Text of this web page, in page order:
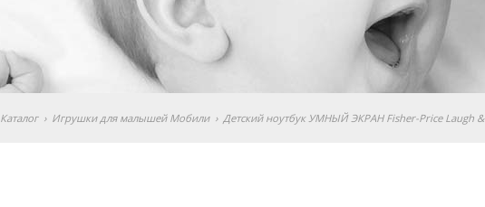
Каталог › Игрушки для малышей Мобили › Детский ноутбук УМНЫЙ ЭКРАН Fisher-Price Laugh